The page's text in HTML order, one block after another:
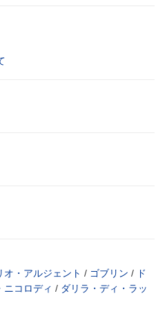
オ・アルジェント / ゴブリン / ド
ニコロディ / ダリラ・ディ・ラッ